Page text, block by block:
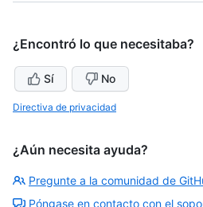
¿Encontró lo que necesitaba?
Sí No
Directiva de privacidad
¿Aún necesita ayuda?
Pregunte a la comunidad de
Póngase en contacto con el